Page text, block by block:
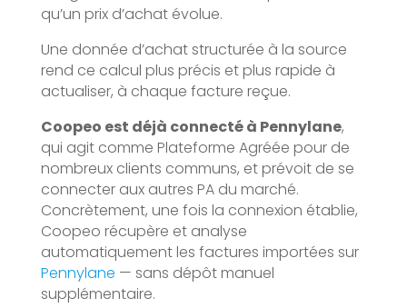
qu’un prix d’achat évolue.
Une donnée d’achat structurée à la source
rend ce calcul plus précis et plus rapide à
actualiser, à chaque facture reçue.
Coopeo est déjà connecté à Pennylane,
qui agit comme Plateforme Agréée pour de
nombreux clients communs, et prévoit de se
connecter aux autres PA du marché.
Concrètement, une fois la connexion établie,
Coopeo récupère et analyse
automatiquement les factures importées sur
Pennylane — sans dépôt manuel
supplémentaire.